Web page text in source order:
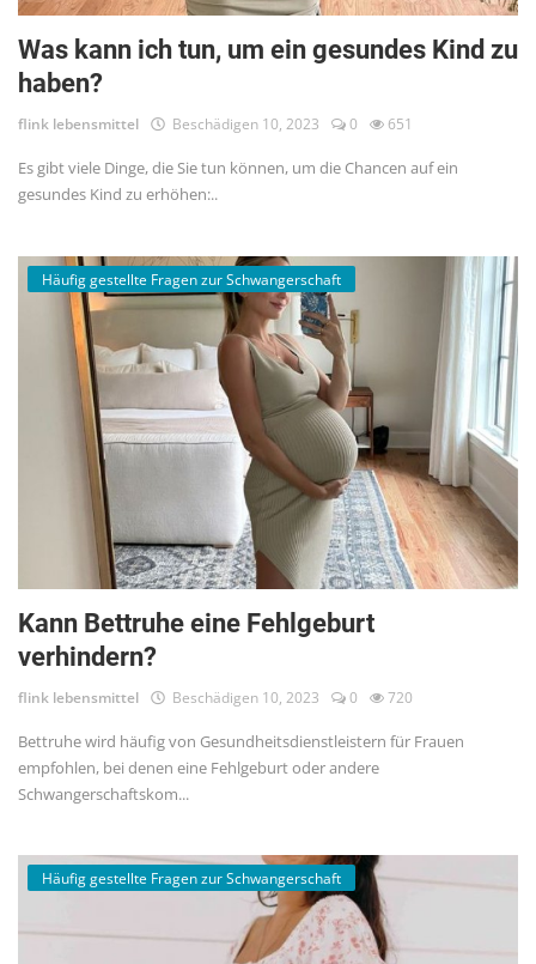
Was kann ich tun, um ein gesundes Kind zu
haben?
flink lebensmittel Beschädigen 10, 2023 0 651
Es gibt viele Dinge, die Sie tun können, um die Chancen auf ein
gesundes Kind zu erhöhen:..
Häufig gestellte Fragen zur Schwangerschaft
Kann Bettruhe eine Fehlgeburt
verhindern?
flink lebensmittel Beschädigen 10, 2023 0 720
Bettruhe wird häufig von Gesundheitsdienstleistern für Frauen
empfohlen, bei denen eine Fehlgeburt oder andere
Schwangerschaftskom...
Häufig gestellte Fragen zur Schwangerschaft